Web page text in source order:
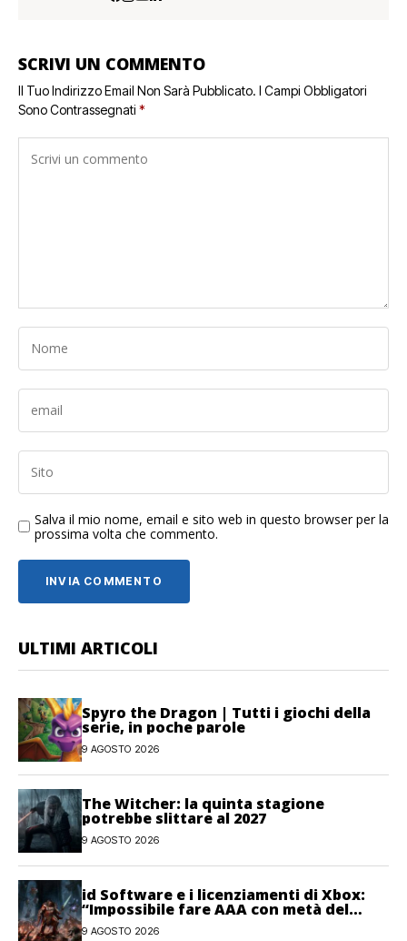
SCRIVI UN COMMENTO
Il Tuo Indirizzo Email Non Sarà Pubblicato. I Campi Obbligatori
Sono Contrassegnati *
Salva il mio nome, email e sito web in questo browser per la
prossima volta che commento.
ULTIMI ARTICOLI
Spyro the Dragon | Tutti i giochi della
serie, in poche parole
9 AGOSTO 2026
The Witcher: la quinta stagione
potrebbe slittare al 2027
9 AGOSTO 2026
id Software e i licenziamenti di Xbox:
“Impossibile fare AAA con metà del
personale”
9 AGOSTO 2026